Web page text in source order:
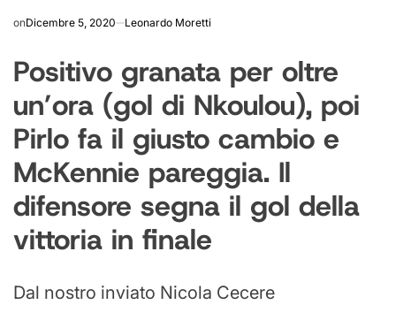
onDicembre 5, 2020 Leonardo Moretti
Positivo granata per oltre
un’ora (gol di Nkoulou), poi
Pirlo fa il giusto cambio e
McKennie pareggia. Il
difensore segna il gol della
vittoria in finale
Dal nostro inviato Nicola Cecere